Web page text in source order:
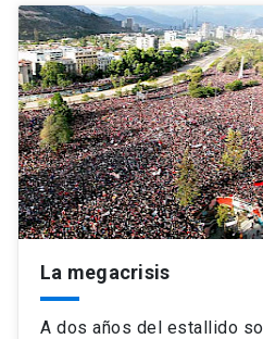
La megacrisis
A dos años del estallido